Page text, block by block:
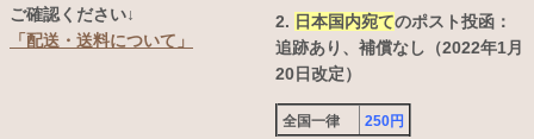
ご確認ください↓
「配送・送料について」
2. 日本国内宛てのポスト投函：
追跡あり、補償なし（2022年1月
20日改定）
全国一律 250円